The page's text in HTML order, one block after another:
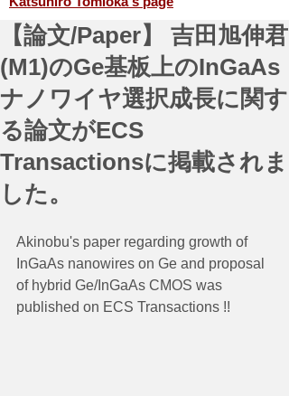
【論文/Paper】 吉田旭伸君
(M1)のGe基板上のInGaAs
ナノワイヤ選択成長に関す
る論文が​ECS
Transactionsに掲載されま
した。
Akinobu's paper regarding growth of
InGaAs nanowires on Ge and proposal
of hybrid Ge/InGaAs CMOS was
published on ECS Transactions !!